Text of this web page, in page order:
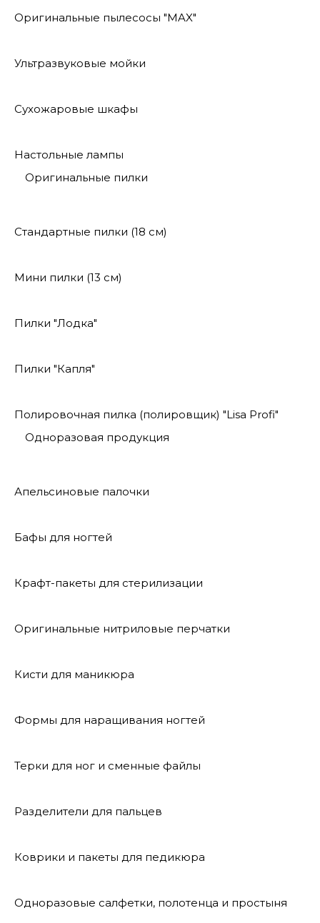
Оригинальные пылесосы "MAX"
Ультразвуковые мойки
Сухожаровые шкафы
Настольные лампы
Оригинальные пилки
Стандартные пилки (18 см)
Мини пилки (13 см)
Пилки "Лодка"
Пилки "Капля"
Полировочная пилка (полировщик) "Lisa Profi"
Одноразовая продукция
Апельсиновые палочки
Бафы для ногтей
Крафт-пакеты для стерилизации
Оригинальные нитриловые перчатки
Кисти для маникюра
Формы для наращивания ногтей
Терки для ног и сменные файлы
Разделители для пальцев
Коврики и пакеты для педикюра
Одноразовые салфетки, полотенца и простыня